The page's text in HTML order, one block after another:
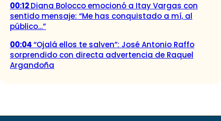
00:12Diana Bolocco emocionó a Itay Vargas con
sentido mensaje: “Me has conquistado a mí, al
público…”
00:04“Ojalá ellos te salven”: José Antonio Raffo
sorprendido con directa advertencia de Raquel
Argandoña